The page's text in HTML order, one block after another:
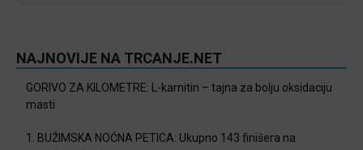
NAJNOVIJE NA TRCANJE.NET
GORIVO ZA KILOMETRE: L-karnitin – tajna za bolju oksidaciju
masti
1. BUŽIMSKA NOĆNA PETICA: Ukupno 143 finišera na